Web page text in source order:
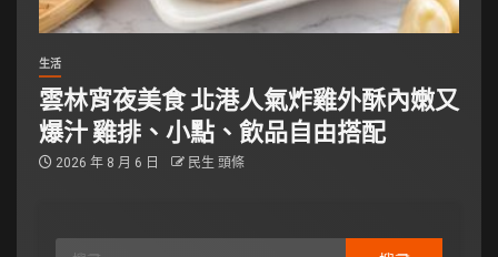
生活
雲林宵夜美食 北港人氣炸雞外酥內嫩又
爆汁 雞排、小點、飲品自由搭配
2026 年 8 月 6 日 民生 頭條